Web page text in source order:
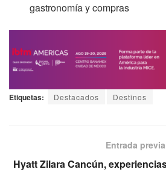
gastronomía y compras
Etiquetas: Destacados Destinos
Entrada previa
Hyatt Zilara Cancún,